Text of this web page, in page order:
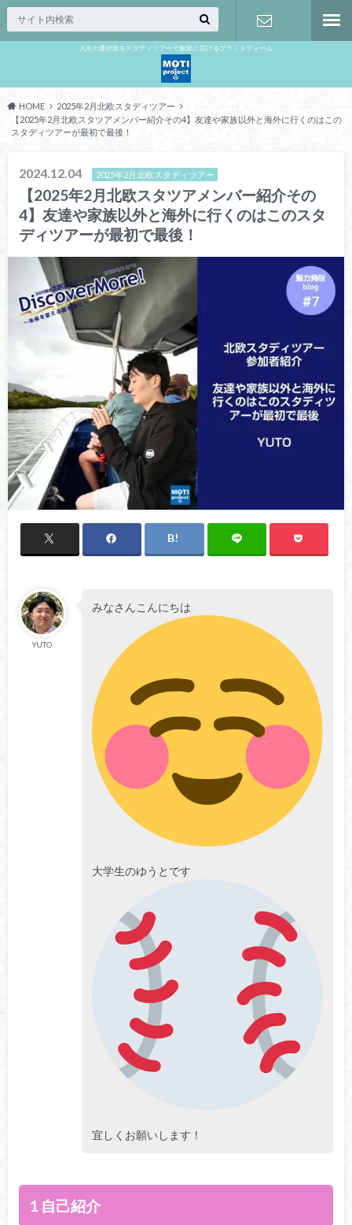
人生の選択肢をスタディツアーで無限に広げるプラットフォーム
HOME
2025年2月北欧スタディツアー
【2025年2月北欧スタツアメンバー紹介その4】友達や家族以外と海外に行くのはこの
スタディツアーが最初で最後！
2024.12.04 2025年2月北欧スタディツアー
【2025年2月北欧スタツアメンバー紹介その
4】友達や家族以外と海外に行くのはこのスタ
ディツアーが最初で最後！
YUTO
みなさんこんにちは
大学生のゆうとです
宜しくお願いします！
1 自己紹介